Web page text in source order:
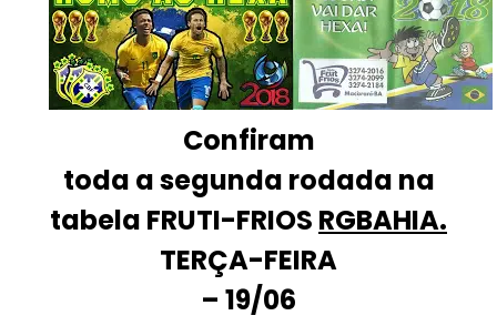
Confiram
toda a segunda rodada na
tabela FRUTI-FRIOS RGBAHIA.
TERÇA-FEIRA
– 19/06